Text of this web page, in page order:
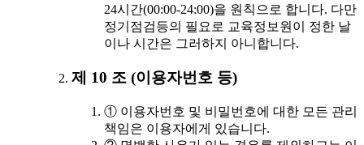
24시간(00:00-24:00)을 원칙으로 합니다. 다만
정기점검등의 필요로 교육정보원이 정한 날
이나 시간은 그러하지 아니합니다.
제 10 조 (이용자번호 등)
① 이용자번호 및 비밀번호에 대한 모든 관리
책임은 이용자에게 있습니다.